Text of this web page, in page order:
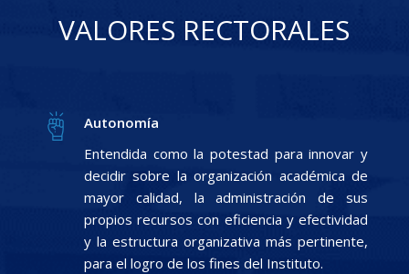
VALORES RECTORALES
Autonomía
Entendida como la potestad para innovar y
decidir sobre la organización académica de
mayor calidad, la administración de sus
propios recursos con eficiencia y efectividad
y la estructura organizativa más pertinente,
para el logro de los fines del Instituto.